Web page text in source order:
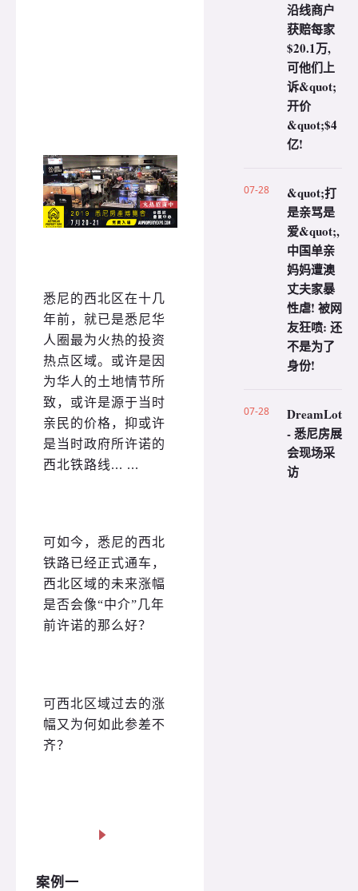
悉尼的西北区在十几
年前，就已是悉尼华
人圈最为火热的投资
热点区域。或许是因
为华人的土地情节所
致，或许是源于当时
亲民的价格，抑或许
是当时政府所许诺的
西北铁路线... ...
可如今，悉尼的西北
铁路已经正式通车，
西北区域的未来涨幅
是否会像“中介”几年
前许诺的那么好？
可西北区域过去的涨
幅又为何如此参差不
齐？
案例一
沿线商户
获赔每家
$20.1万,
可他们上
诉&quot;
开价
&quot;$4
亿!
07-28
&quot;打
是亲骂是
爱&quot;,
中国单亲
妈妈遭澳
丈夫家暴
性虐! 被网
友狂喷: 还
不是为了
身份!
07-28
DreamLot
- 悉尼房展
会现场采
访